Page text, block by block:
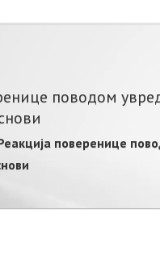
поводом
поверенице